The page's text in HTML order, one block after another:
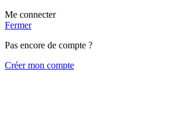
Me connecter
Fermer
Pas encore de compte ?
Créer mon compte